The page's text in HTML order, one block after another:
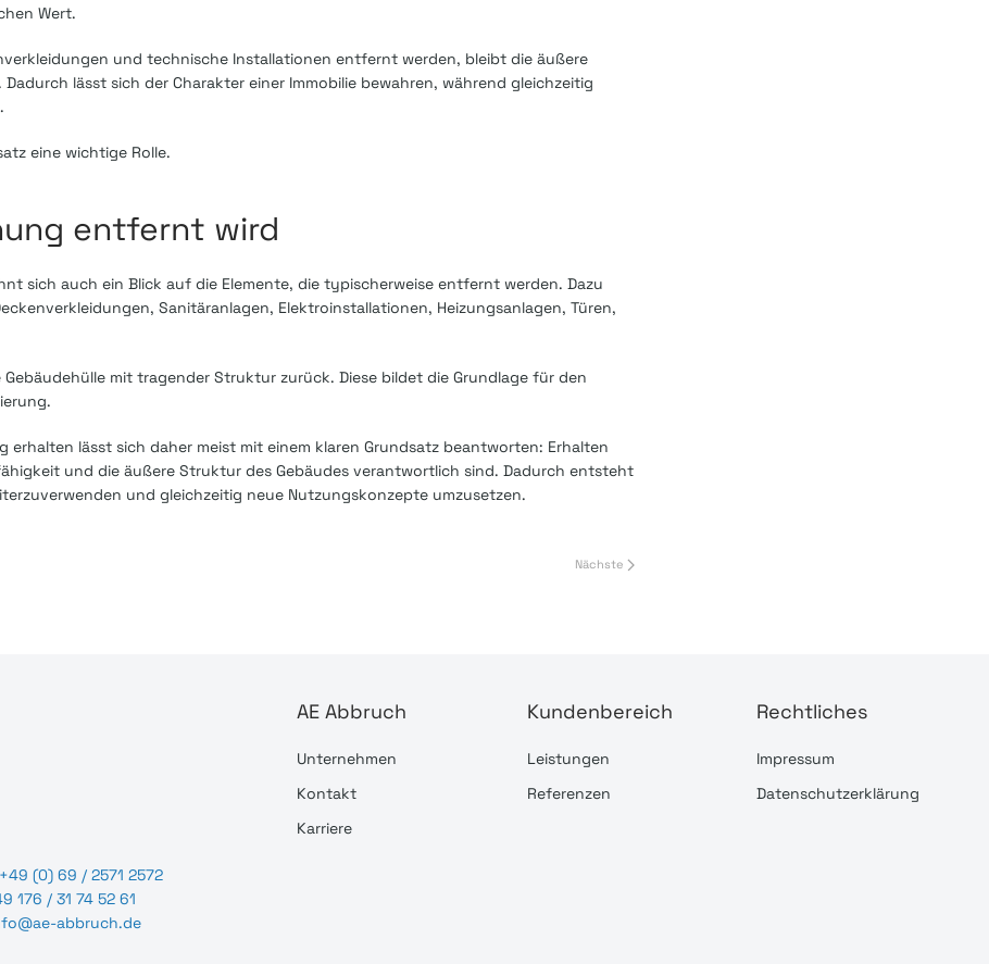
Wert.
und technische Installationen entfernt werden, bleibt die äußere
lässt sich der Charakter einer Immobilie bewahren, während gleichzeitig
eine wichtige Rolle.
entfernt wird
sich auch ein Blick auf die Elemente, die typischerweise entfernt werden. Dazu
Sanitäranlagen, Elektroinstallationen, Heizungsanlagen, Türen,
mit tragender Struktur zurück. Diese bildet die Grundlage für den
erhalten lässt sich daher meist mit einem klaren Grundsatz beantworten: Erhalten
und die äußere Struktur des Gebäudes verantwortlich sind. Dadurch entsteht
und gleichzeitig neue Nutzungskonzepte umzusetzen.
Nächste
+49 (0) 69 / 2571 2572
176 / 31 74 52 61
abbruch.de
AE Abbruch
Unternehmen
Kontakt
Karriere
Kundenbereich
Leistungen
Referenzen
Rechtliches
Impressum
Datenschutzerklärung